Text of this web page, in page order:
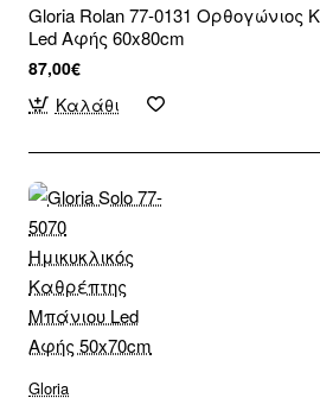
Gloria Rolan 77-0131
Led Αφής 60x80cm
87,00€
Καλάθι
Gloria